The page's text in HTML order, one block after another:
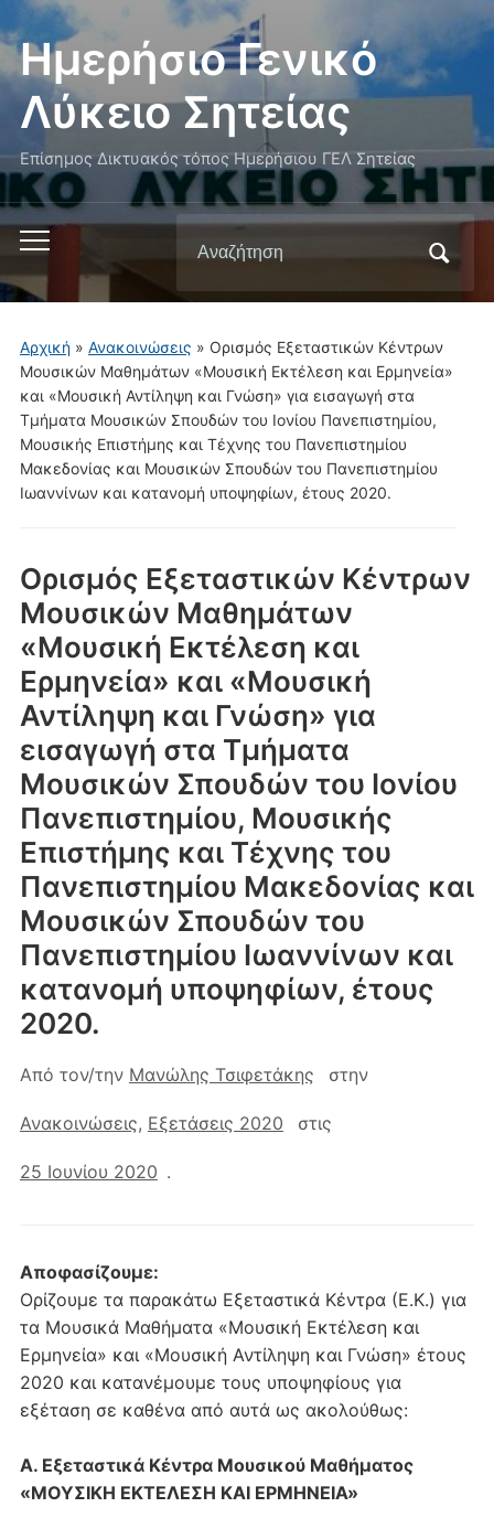
Ημερήσιο Γενικό
Λύκειο Σητείας
Επίσημος Δικτυακός τόπος Ημερήσιου ΓΕΛ Σητείας
Εναλλαγή
του
μενού
για
κινητά
Αναζήτηση
για:
Αρχική» Ανακοινώσεις » Ορισμός Εξεταστικών Κέντρων
Μουσικών Μαθημάτων «Μουσική Εκτέλεση και Ερμηνεία»
και «Μουσική Αντίληψη και Γνώση» για εισαγωγή στα
Τμήματα Μουσικών Σπουδών του Ιονίου Πανεπιστημίου,
Μουσικής Επιστήμης και Τέχνης του Πανεπιστημίου
Μακεδονίας και Μουσικών Σπουδών του Πανεπιστημίου
Ιωαννίνων και κατανομή υποψηφίων, έτους 2020.
Ορισμός Εξεταστικών Κέντρων
Μουσικών Μαθημάτων
«Μουσική Εκτέλεση και
Ερμηνεία» και «Μουσική
Αντίληψη και Γνώση» για
εισαγωγή στα Τμήματα
Μουσικών Σπουδών του Ιονίου
Πανεπιστημίου, Μουσικής
Επιστήμης και Τέχνης του
Πανεπιστημίου Μακεδονίας και
Μουσικών Σπουδών του
Πανεπιστημίου Ιωαννίνων και
κατανομή υποψηφίων, έτους
2020.
Από τον/την Μανώλης Τσιφετάκης στην
Ανακοινώσεις, Εξετάσεις 2020 στις
25 Ιουνίου 2020 .
Αποφασίζουμε:
Ορίζουμε τα παρακάτω Εξεταστικά Κέντρα (Ε.Κ.) για
τα Μουσικά Μαθήματα «Μουσική Εκτέλεση και
Ερμηνεία» και «Μουσική Αντίληψη και Γνώση» έτους
2020 και κατανέμουμε τους υποψηφίους για
εξέταση σε καθένα από αυτά ως ακολούθως:
Α. Εξεταστικά Κέντρα Μουσικού Μαθήματος
«ΜΟΥΣΙΚΗ ΕΚΤΕΛΕΣΗ ΚΑΙ ΕΡΜΗΝΕΙΑ»